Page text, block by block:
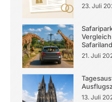
23. Juli
21. Juli
13. Juli